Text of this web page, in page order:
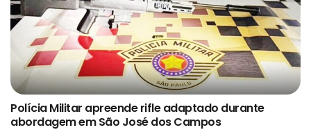
Polícia Militar apreende rifle adaptado durante
abordagem em São José dos Campos